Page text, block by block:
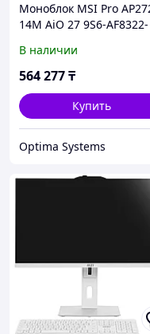
Моноблок MSI Pro
14M AiO 27 9S6-AF8322-
14400, 2.5, 8 Гб, 512 Гб
В наличии
564 277₸
Купить
Optima Systems